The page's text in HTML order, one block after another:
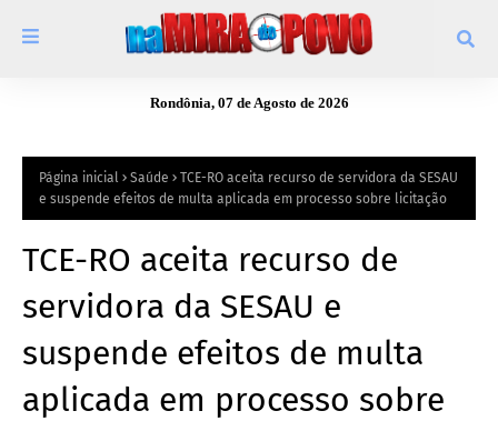
Rondônia, 07 de Agosto de 2026
Página inicial Saúde
TCE-RO aceita recurso de servidora da SESAU
e suspende efeitos de multa aplicada em processo sobre licitação
TCE-RO aceita recurso de
servidora da SESAU e
suspende efeitos de multa
aplicada em processo sobre